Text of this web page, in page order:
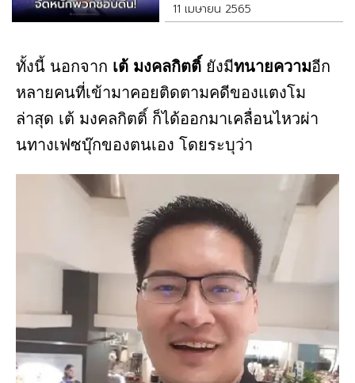
11 เมษายน 2565
ทั้งนี้ นอกจาก เต้ มงคลกิตติ์ ยังมีทนายความอีก
หลายคนที่เข้ามาคอยติดตามคดีของแตงโม
ล่าสุด เต้ มงคลกิตติ์ ก็ได้ออกมาเคลื่อนไหวผ่า
นทางเฟซบุ๊กของตนเอง โดยระบุว่า